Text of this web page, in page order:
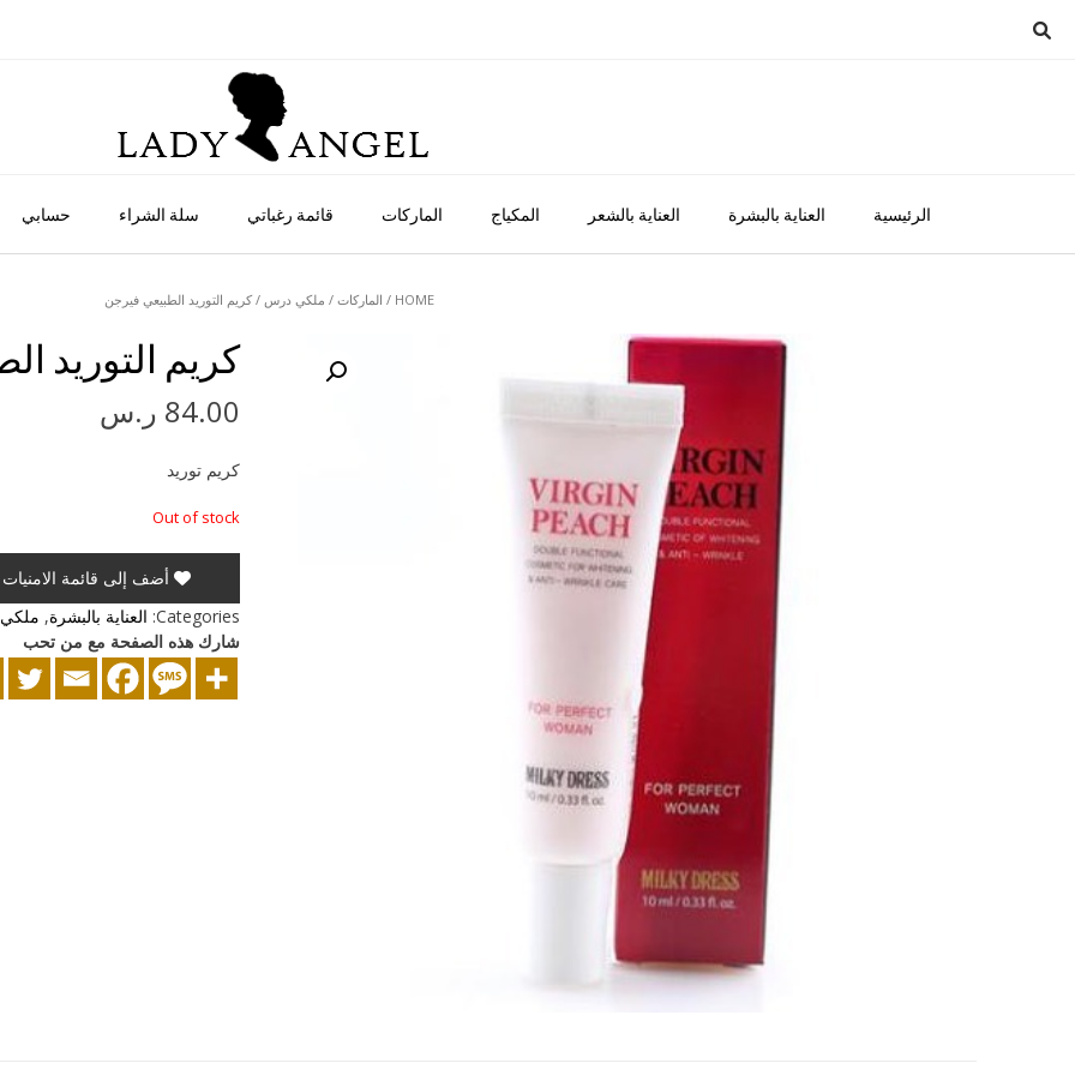
حسابي سلة الشراء قائمة رغباتي الماركات المكياج العناية بالشعر العناية بالبشرة الرئيسية
HOME
/ الماركات / ملكي درس / كريم التوريد الطبيعي فيرجن
كريم التوريد
84.00 ر.س
كريم توريد
Out of stock
أضف إلى قائمة الامنيات
Categories: العناية بالبشرة,
شارك هذه الصفحة مع من تحب